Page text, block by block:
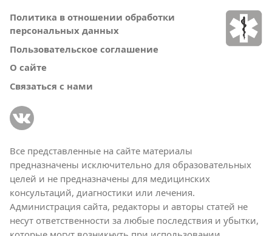
Политика в отношении обработки
персональных данных
Пользовательское соглашение
О сайте
Связаться с нами
Все представленные на сайте материалы
предназначены исключительно для образовательных
целей и не предназначены для медицинских
консультаций, диагностики или лечения.
Администрация сайта, редакторы и авторы статей не
несут ответственности за любые последствия и убытки,